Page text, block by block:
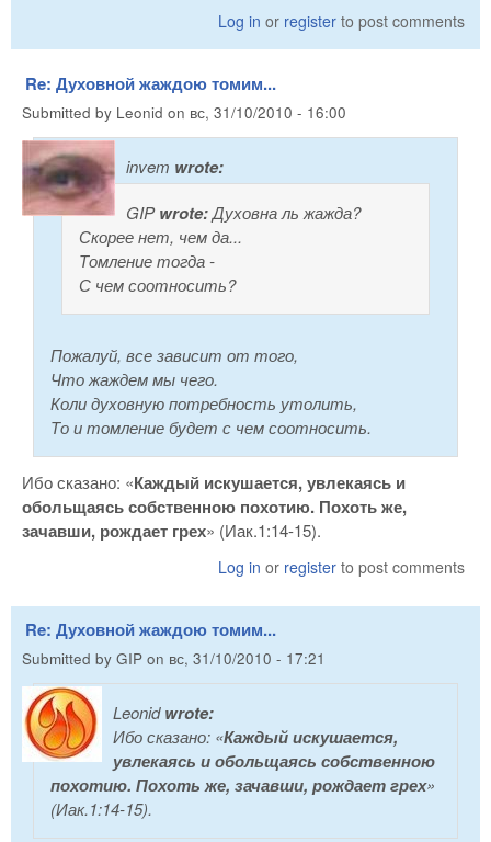
Log in or register to post comments
Re: Духовной жаждою томим...
Submitted by Leonid on вс, 31/10/2010 - 16:00
invem wrote:
GIPwrote:Духовна ль жажда?
Скорее нет, чем да...
Томление тогда -
С чем соотносить?
Пожалуй, все зависит от того,
Что жаждем мы чего.
Коли духовную потребность утолить,
То и томление будет с чем соотносить.
Ибо сказано: «Каждый искушается, увлекаясь и
обольщаясь собственною похотию. Похоть же,
зачавши, рождает грех» (Иак.1:14-15).
Log in or register to post comments
Re: Духовной жаждою томим...
Submitted by GIP on вс, 31/10/2010 - 17:21
Leonidwrote:
Ибо сказано: «Каждый искушается,
увлекаясь и обольщаясь собственною
похотию. Похоть же, зачавши, рождает грех»
(Иак.1:14-15).